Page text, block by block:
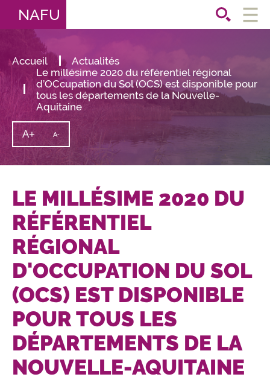
NAFU
Accueil
Actualités
Le millésime 2020 du référentiel régional
d’OCcupation du Sol (OCS) est disponible pour
tous les départements de la Nouvelle-
Aquitaine
A+ Augmenter
la
taille
du
A-
taille
du
texte
LE MILLÉSIME 2020 DU
RÉFÉRENTIEL
RÉGIONAL
D'OCCUPATION DU SOL
(OCS) EST DISPONIBLE
POUR TOUS LES
DÉPARTEMENTS DE LA
NOUVELLE-AQUITAINE